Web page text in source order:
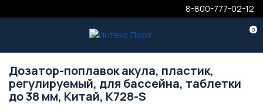
8-800-777-02-12
0
Дозатор-поплавок акула, пластик,
регулируемый, для бассейна, таблетки
до 38 мм, Китай, K728-S